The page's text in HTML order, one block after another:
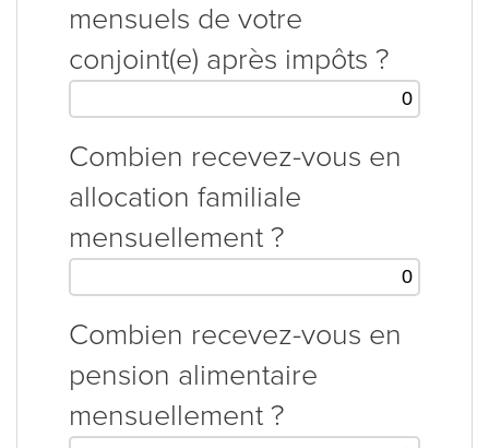
mensuels de votre
conjoint(e) après impôts ?
Combien recevez-vous en
allocation familiale
mensuellement ?
Combien recevez-vous en
pension alimentaire
mensuellement ?